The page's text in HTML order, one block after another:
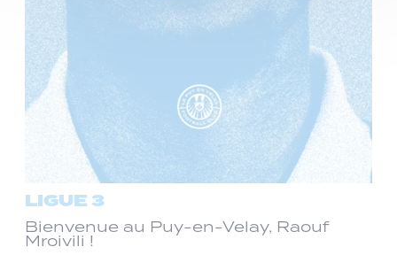
LIGUE 3
Bienvenue au Puy-en-Velay, Raouf
Mroivili !